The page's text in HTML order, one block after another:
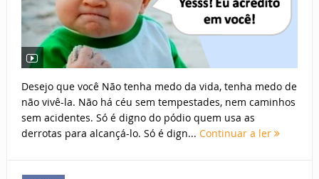
Desejo que você Não tenha medo da vida, tenha medo de
não vivê-la. Não há céu sem tempestades, nem caminhos
sem acidentes. Só é digno do pódio quem usa as
derrotas para alcançá-lo. Só é dign... Continuar a ler